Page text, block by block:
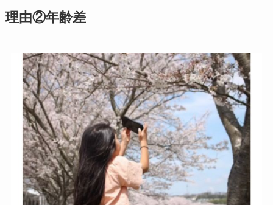
理由②年齢差